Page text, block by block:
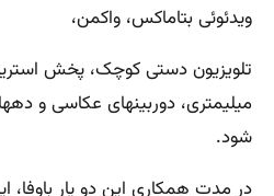
ویدئوئی بتاماکس، واکمن،
میلیمتری، دوربینهای عکاسی و
شود.
در مدت همکاری این دو یار باوفا،